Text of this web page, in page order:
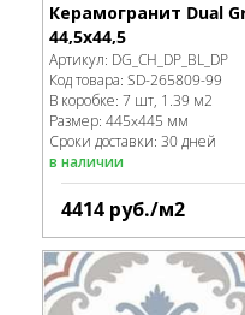
Керамогранит Dual
44,5x44,5
Артикул: DG_CH_DP_BL_DP
Код товара: SD-265809-99
В коробке: 7 шт, 1.39 м2
Размер: 445x445 мм
Сроки доставки: 30 дней
в наличии
4414 руб./м2